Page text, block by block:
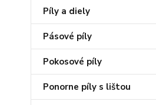
Píly a diely
Pásové píly
Pokosové píly
Ponorne píly s lištou